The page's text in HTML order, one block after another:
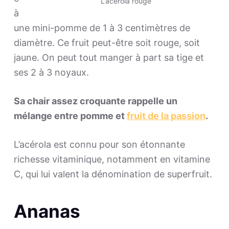
à
une mini-pomme de 1 à 3 centimètres de
diamètre. Ce fruit peut-être soit rouge, soit
jaune. On peut tout manger à part sa tige et
ses 2 à 3 noyaux.
Sa chair assez croquante rappelle un
mélange entre pomme etfruit de la passion.
L’acérola est connu pour son étonnante
richesse vitaminique, notamment en vitamine
C, qui lui valent la dénomination de superfruit.
Ananas